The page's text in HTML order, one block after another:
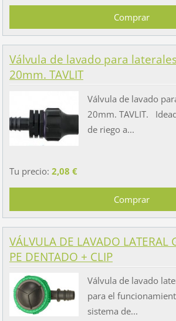
Válvula de lavado para
20mm. TAVLIT
Válvula de lavado
20mm. TAVLIT.
de riego a...
Tu precio: 2,08 €
VÁLVULA DE LAVADO LATERAL
PE DENTADO + CLIP
Válvula de lavado
para el
sistema de...